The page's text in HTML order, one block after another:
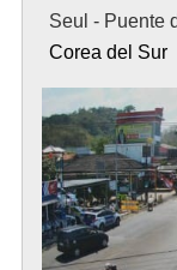
Seul - Puente
Corea del Sur